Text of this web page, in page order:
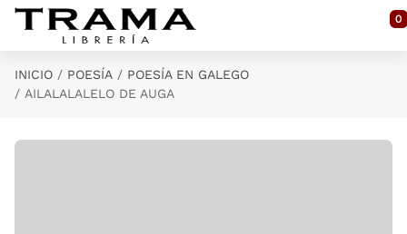
Saltar al contenido principal
0
INICIO POESÍA
POESÍA EN GALEGO
AILALALALELO DE AUGA